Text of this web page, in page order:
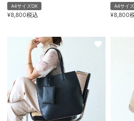
A4サイズOK
¥8,800税込
A4サイ
¥8,800